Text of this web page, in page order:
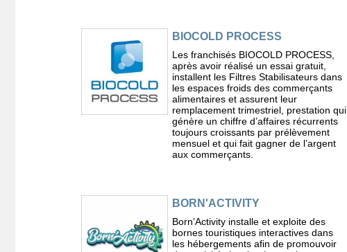
BIOCOLD PROCESS
Les franchisés BIOCOLD PROCESS,
après avoir réalisé un essai gratuit,
installent les Filtres Stabilisateurs dans
les espaces froids des commerçants
alimentaires et assurent leur
remplacement trimestriel, prestation qui
génère un chiffre d’affaires récurrents
toujours croissants par prélèvement
mensuel et qui fait gagner de l’argent
aux commerçants.
BORN'ACTIVITY
Born’Activity installe et exploite des
bornes touristiques interactives dans
les hébergements afin de promouvoir